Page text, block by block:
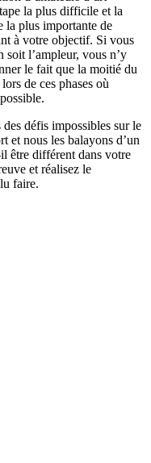
la plus difficile et la
la plus importante de
à votre objectif. Si vous
soit l’ampleur, vous n’y
le fait que la moitié du
de ces phases où
défis impossibles sur le
et nous les balayons d’un
être différent dans votre
et réalisez le
faire.